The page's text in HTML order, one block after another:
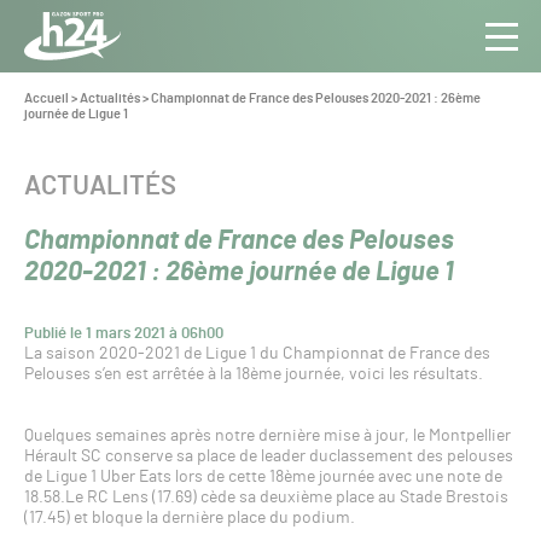
Panneau de gestion des cookies
Aller au contenu
Toute
l’info
du Gazon
Vous
êtes
Accueil >Actualités>Championnat de France des Pelouses 2020-2021 : 26ème
journée de Ligue 1
Championnat de France des Pelouses
2020-2021 : 26ème journée de Ligue 1
Publié le 1 mars 2021 à 06h00
CATÉGORIE :
ACTUALITÉS
La saison 2020-2021 de Ligue 1 du Championnat de France des
Pelouses s’en est arrêtée à la 18ème journée, voici les résultats.
Quelques semaines après notre dernière mise à jour, le Montpellier
Hérault SC conserve sa place de leader duclassement des pelouses
de Ligue 1 Uber Eats lors de cette 18ème journée avec une note de
18.58.Le RC Lens (17.69) cède sa deuxième place au Stade Brestois
(17.45) et bloque la dernière place du podium.